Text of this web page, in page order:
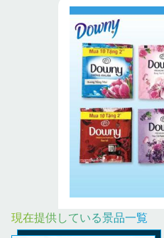
現在提供している景品一覧